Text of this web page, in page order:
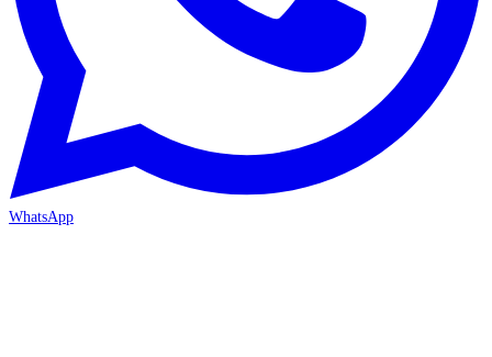
WhatsApp